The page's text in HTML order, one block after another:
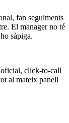
fan seguiments
El manager no té
sàpiga.
click-to-call
al mateix panell